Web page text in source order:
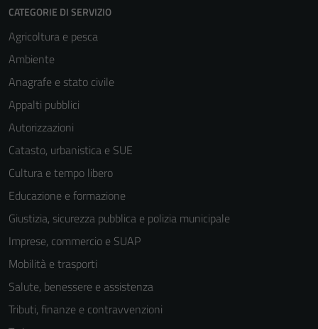
CATEGORIE DI SERVIZIO
Agricoltura e pesca
Ambiente
Anagrafe e stato civile
Appalti pubblici
Autorizzazioni
Catasto, urbanistica e SUE
Cultura e tempo libero
Educazione e formazione
Giustizia, sicurezza pubblica e polizia municipale
Imprese, commercio e SUAP
Mobilità e trasporti
Salute, benessere e assistenza
Tributi, finanze e contravvenzioni